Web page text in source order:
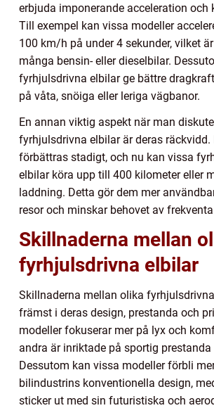
erbjuda imponerande acceleration och
Till exempel kan vissa modeller
100 km/h på under 4 sekunder, vilket
många bensin- eller dieselbilar.
fyrhjulsdrivna elbilar ge bättre
på våta, snöiga eller leriga vägbanor.
En annan viktig aspekt när man
fyrhjulsdrivna elbilar är deras räckvidd.
förbättras stadigt, och nu kan vissa
elbilar köra upp till 400 kilometer eller
laddning. Detta gör dem mer
resor och minskar behovet av
Skillnaderna mellan
fyrhjulsdrivna elbilar
Skillnaderna mellan olika
främst i deras design, prestanda och
modeller fokuserar mer på lyx och
andra är inriktade på sportig
Dessutom kan vissa modeller förbli
bilindustrins konventionella design,
sticker ut med sin futuristiska och